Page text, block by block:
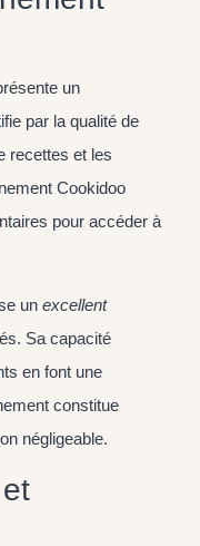
un
par la qualité de
recettes et les
Cookidoo
pour accéder à
un excellent
Sa capacité
en font une
constitue
négligeable.